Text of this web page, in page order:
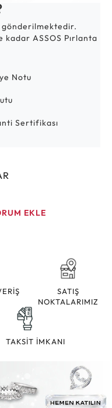
ASSOS Pırlanta
Notu
Sertifikası
EKLE
SATIŞ
NOKTALARIMIZ
TAKSİT İMKANI